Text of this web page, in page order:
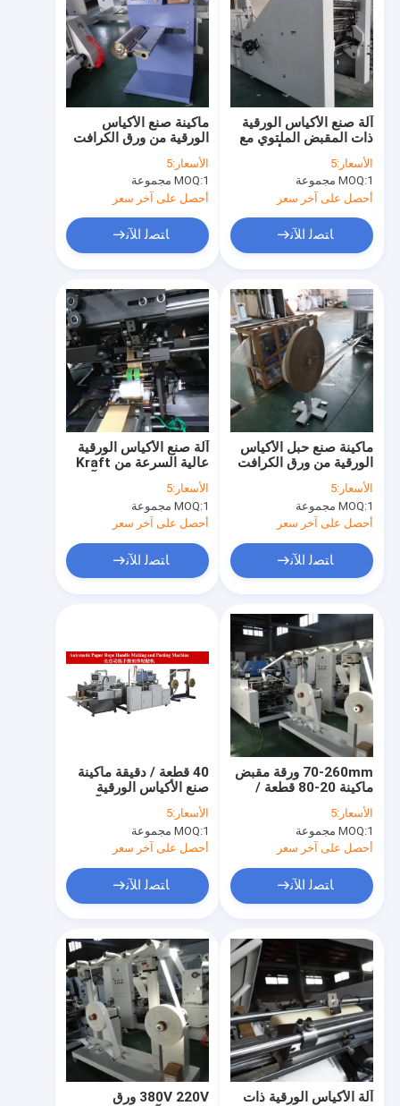
المنتجات
حول بنا
جولة في المعمل
ضبط الجودة
أخبار
جميع القضايا
آلة طباعة فليكس عالية السرعة
آلة طباعة فليكس غير المنسوجة
آلة الطباعة الرقمية فليكسو
آلة طباعة الملصقات فليكسو
ماكينة صنع الأكياس
الورقية من ورق الكرافت
للحبال الملفوفة تزن ما
متر / دقيقة ماكينة صنع
الأكياس الورقية من
كرافت 450 مم
الأسعار:5
MOQ:1 مجموعة
أحصل على آخر سعر
ﺎﺘﺼﻟ ﺍﻶﻧ
آلة صنع الأكياس الورقية
ذات المقبض الملتوي مع
هيكل رفع هوائي أو
قطعة / دقيقة صنع
الأكياس الورقية
الأسعار:5
MOQ:1 مجموعة
أحصل على آخر سعر
ﺎﺘﺼﻟ ﺍﻶﻧ
آلة صنع الأكياس الورقية
عالية السرعة من Kraft
تصنيع مقبض حبل الورق
الملتوي
الأسعار:5
MOQ:1 مجموعة
أحصل على آخر سعر
ﺎﺘﺼﻟ ﺍﻶﻧ
ماكينة صنع حبل الأكياس
الورقية من ورق الكرافت
فولت ماكينة تصنيع مقبض
الأسعار:5
MOQ:1 مجموعة
أحصل على آخر سعر
ﺎﺘﺼﻟ ﺍﻶﻧ
40 قطعة / دقيقة ماكينة
صنع الأكياس الورقية
حبل الورق
الأسعار:5
MOQ:1 مجموعة
أحصل على آخر سعر
ﺎﺘﺼﻟ ﺍﻶﻧ
70-260mm ورقة مقبض
ماكينة 20-80 قطعة /
دقيقة
الأسعار:5
MOQ:1 مجموعة
أحصل على آخر سعر
ﺎﺘﺼﻟ ﺍﻶﻧ
380V 220V ورق
آلة الأكياس الورقية ذات